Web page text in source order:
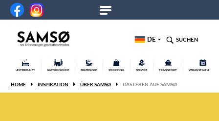
DE SUCHEN
UNTERKUNFT GASTRONOMIE ERLEBNISSE SHOPPING SERVICE TRANSPORT VERANSTALTUNGEN
HOME INSPIRATION ÜBER SAMSØ DAS LEBEN AUF SAMSØ